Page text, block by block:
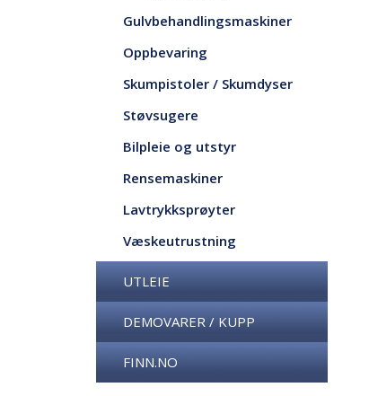
Gulvbehandlingsmaskiner
Oppbevaring
Skumpistoler / Skumdyser
Støvsugere
Bilpleie og utstyr
Rensemaskiner
Lavtrykksprøyter
Væskeutrustning
UTLEIE
DEMOVARER / KUPP
FINN.NO